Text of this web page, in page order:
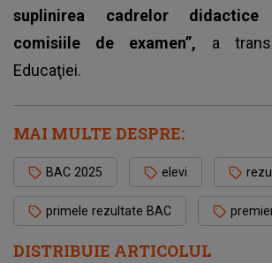
DISTRIBUIE ARTICOLUL
suplinirea cadrelor
comisiile de examen”, a
Educaţiei.
MAI MULTE DESPRE:
BAC 2025 elevi
primele rezultate BAC